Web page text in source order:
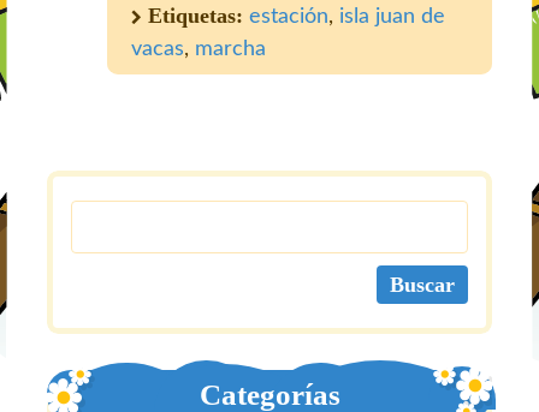
Etiquetas: estación, isla juan de
vacas, marcha
Categorías